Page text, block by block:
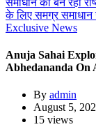
Exclusive News
Anuja Sahai
Abhedananda
By admin
August 5,
15 views